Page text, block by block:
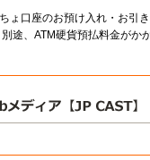
ょ口座のお預け入れ・お引
途、ATM硬貨預払料金がかか